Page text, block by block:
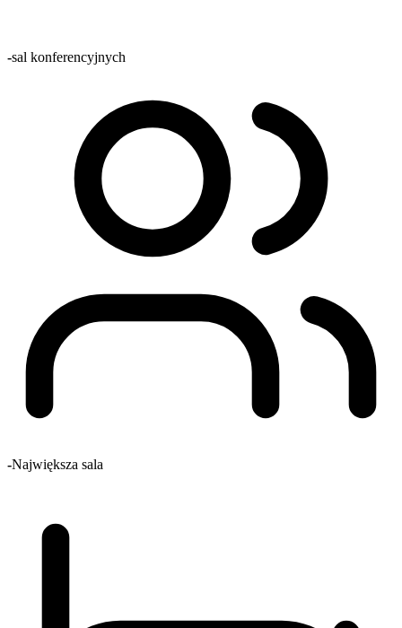
-sal konferencyjnych
-Największa sala